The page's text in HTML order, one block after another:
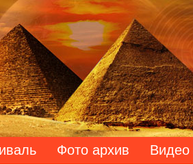
Фото архив Видео